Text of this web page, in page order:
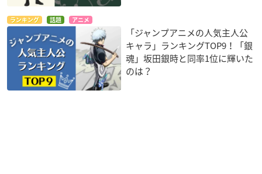
ランキング 話題 アニメ
「ジャンプアニメの人気主人公
キャラ」ランキングTOP9！「銀
魂」坂田銀時と同率1位に輝いた
のは？